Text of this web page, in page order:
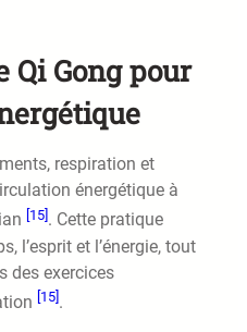
Qi Gong pour
respiration et
énergétique à
[15]. Cette pratique
l’esprit et l’énergie, tout
des exercices
[15] .